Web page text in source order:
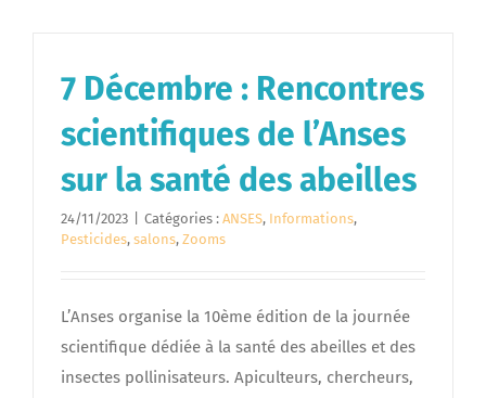
7 Décembre : Rencontres
scientifiques de l’Anses
sur la santé des abeilles
24/11/2023 Catégories : ANSES, Informations,
Pesticides, salons, Zooms
L’Anses organise la 10ème édition de la journée
scientifique dédiée à la santé des abeilles et des
insectes pollinisateurs. Apiculteurs, chercheurs,